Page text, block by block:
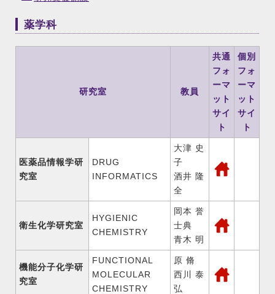
薬学科
研究室 教員
共通
フォ
ーマ
ット
サイ
ト
個別
フォ
ーマ
ット
サイ
ト
医薬品情報学研
究室
DRUG
INFORMATICS
大津 史
子
酒井 隆
全
衛生化学研究室
HYGIENIC
CHEMISTRY
岡本 誉
士典
青木 明
機能分子化学研
究室
FUNCTIONAL
MOLECULAR
CHEMISTRY
原 脩
西川 泰
弘